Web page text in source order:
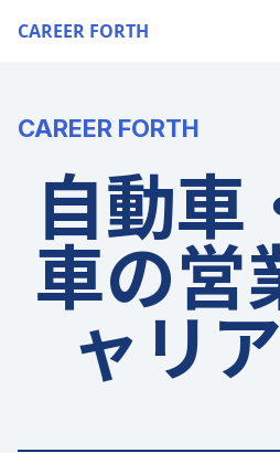
CAREER FORTH
CAREER FORTH
自動車
車の営
ャリ